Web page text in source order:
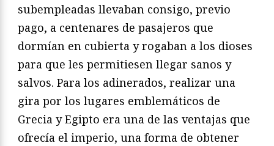
subempleadas llevaban consigo, previo
pago, a centenares de pasajeros que
dormían en cubierta y rogaban a los dioses
para que les permitiesen llegar sanos y
salvos. Para los adinerados, realizar una
gira por los lugares emblemáticos de
Grecia y Egipto era una de las ventajas que
ofrecía el imperio, una forma de obtener